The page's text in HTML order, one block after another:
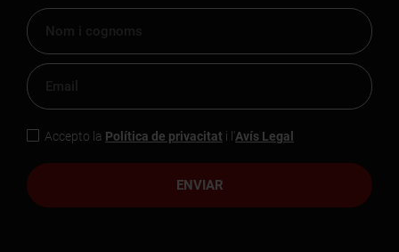
ENVIAR
Accepto la Política de privacitat i l'Avís Legal